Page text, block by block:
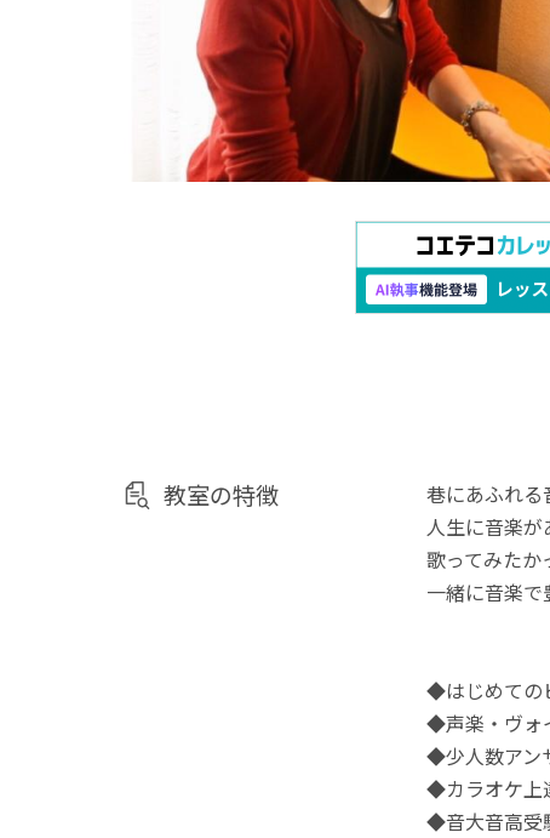
教室の特徴
巷にあふれる
人生に音楽が
歌ってみたか
一緒に音楽で
◆はじめての
◆声楽・ヴォ
◆少人数アン
◆カラオケ上
◆音大音高受